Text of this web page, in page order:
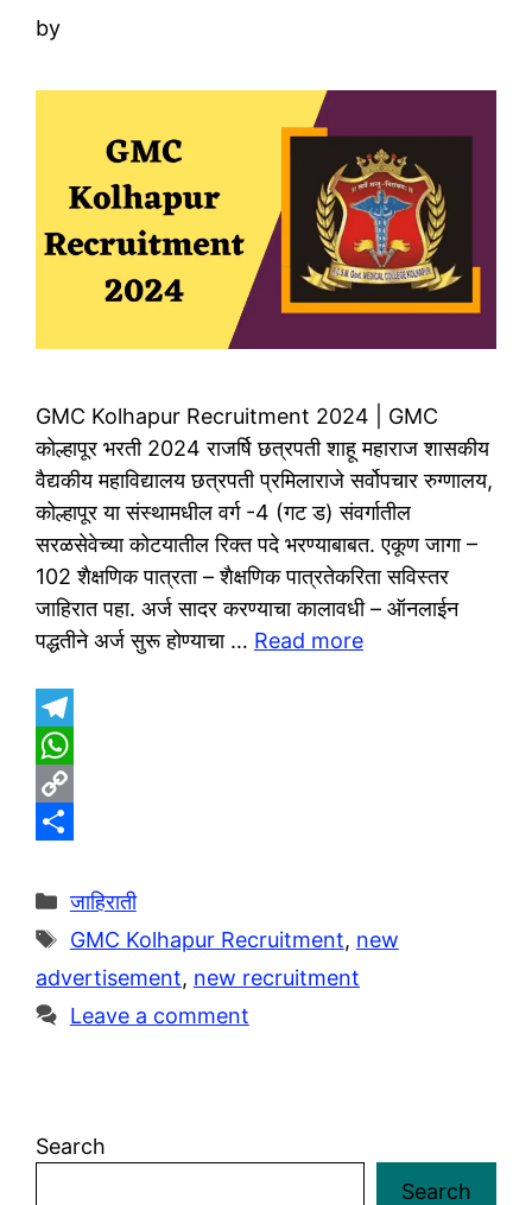
by
GMC Kolhapur Recruitment 2024 | GMC
कोल्हापूर भरती 2024 राजर्षि छत्रपती शाहू महाराज शासकीय
वैद्यकीय महाविद्यालय छत्रपती प्रमिलाराजे सर्वोपचार रुग्णालय,
कोल्हापूर या संस्थामधील वर्ग -4 (गट ड) संवर्गातील
सरळसेवेच्या कोटयातील रिक्त पदे भरण्याबाबत. एकूण जागा –
102 शैक्षणिक पात्रता – शैक्षणिक पात्रतेकरिता सविस्तर
जाहिरात पहा. अर्ज सादर करण्याचा कालावधी – ऑनलाईन
पद्धतीने अर्ज सुरू होण्याचा … Read more
T
e
g
r
a
m
W
h
t
s
A
p
C
p
y
L
i
h
a
r
e
Categories
जाहिराती
Tags
GMC Kolhapur Recruitment, new
advertisement, new recruitment
Leave a comment
Search
Search